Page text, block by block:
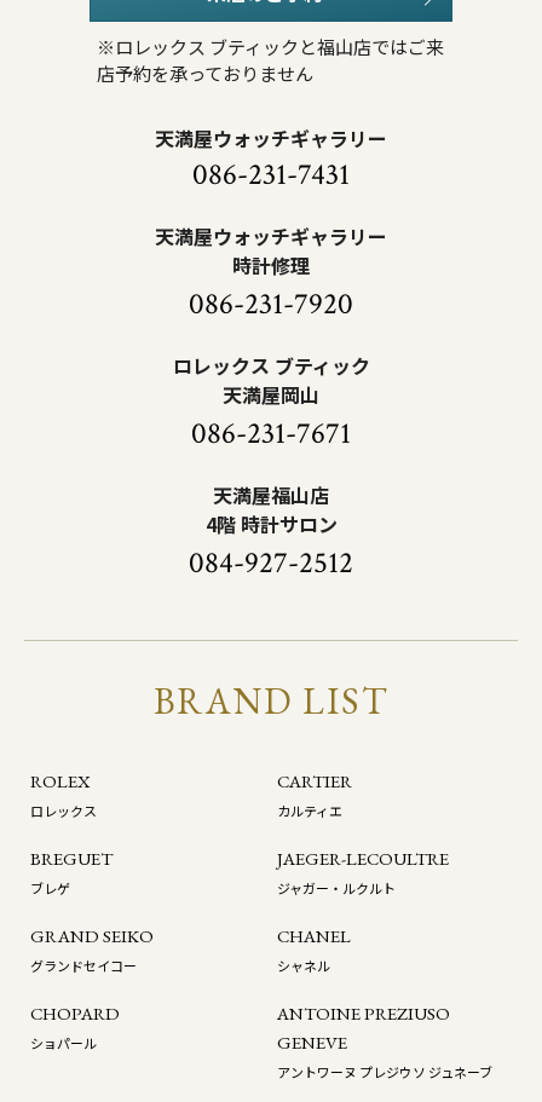
※ロレックス ブティックと福山店ではご来
店予約を承っておりません
天満屋ウォッチギャラリー
086-231-7431
天満屋ウォッチギャラリー
時計修理
086-231-7920
ロレックス ブティック
天満屋岡山
086-231-7671
天満屋福山店
4階 時計サロン
084-927-2512
BRAND LIST
ROLEX
ロレックス
CARTIER
カルティエ
BREGUET
ブレゲ
JAEGER-LECOULTRE
ジャガー・ルクルト
GRAND SEIKO
グランドセイコー
CHANEL
シャネル
CHOPARD
ショパール
ANTOINE PREZIUSO
GENEVE
アントワーヌ プレジウソ ジュネーブ